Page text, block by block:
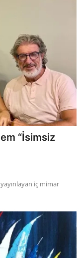
“İsimsiz
yayınlayan iç mimar